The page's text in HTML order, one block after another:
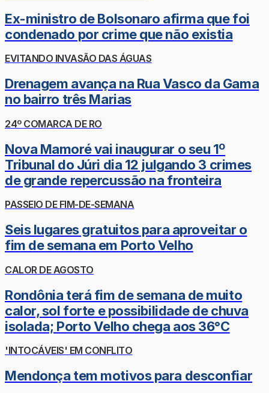
Ex-ministro de Bolsonaro afirma que foi
condenado por crime que não existia
EVITANDO INVASÃO DAS ÁGUAS
Drenagem avança na Rua Vasco da Gama
no bairro três Marias
24º COMARCA DE RO
Nova Mamoré vai inaugurar o seu 1º
Tribunal do Júri dia 12 julgando 3 crimes
de grande repercussão na fronteira
PASSEIO DE FIM-DE-SEMANA
Seis lugares gratuitos para aproveitar o
fim de semana em Porto Velho
CALOR DE AGOSTO
Rondônia terá fim de semana de muito
calor, sol forte e possibilidade de chuva
isolada; Porto Velho chega aos 36°C
'INTOCÁVEIS' EM CONFLITO
Mendonça tem motivos para desconfiar